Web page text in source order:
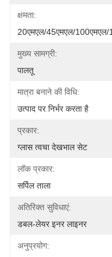
क्षमता:
20एमएल/45एमएल/
मुख्य सामग्री:
पालतू
मात्रा बनाने की विधि:
उत्पाद पर निर्भर करता है
प्रकार:
ग्लास त्वचा देखभाल सेट
लॉक प्रकार:
सर्पिल ताला
अतिरिक्त सुविधाएं:
डबल-लेयर इनर लाइनर
अनुप्रयोग: